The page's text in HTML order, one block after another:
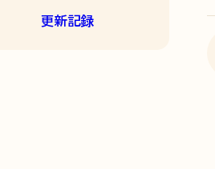
更新記録